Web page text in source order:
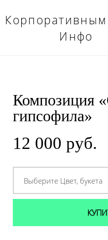
Инфо
Композиция
гипсофила»
12 000 pуб.
Выберите Цвет, букета